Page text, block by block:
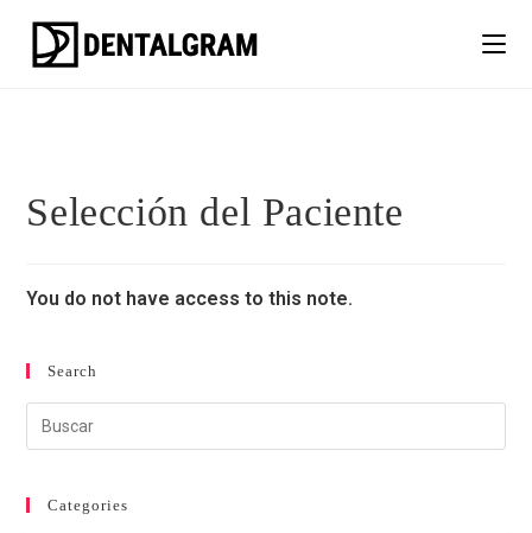
Selección del Paciente
You do not have access to this note.
Search
Categories